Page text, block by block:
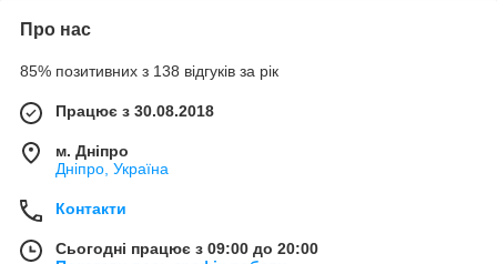
Про нас
85% позитивних з 138 відгуків за рік
Працює з 30.08.2018
м. Дніпро
Дніпро, Україна
Контакти
Сьогодні працює з 09:00 до 20:00